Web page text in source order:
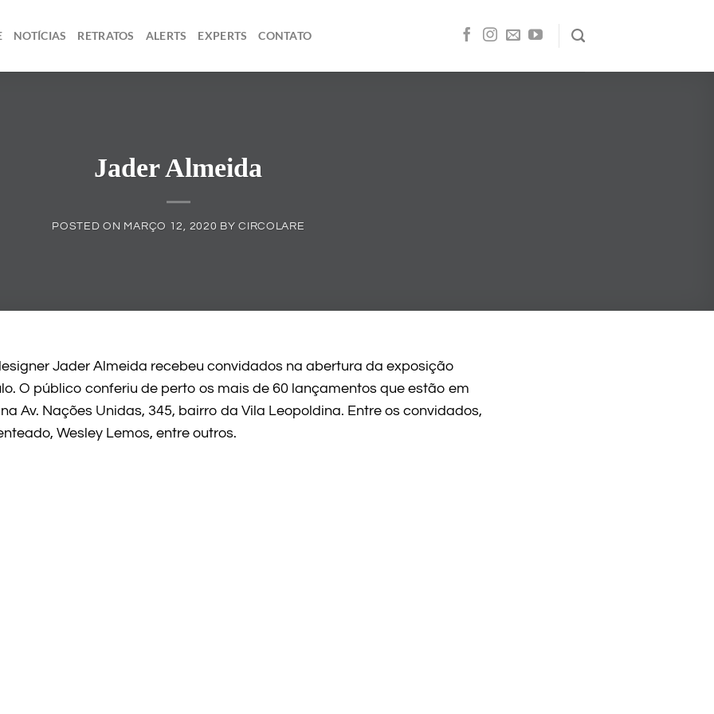
NOTÍCIAS RETRATOS ALERTS EXPERTS CONTATO
Jader Almeida
POSTED ON MARÇO 12, 2020 BYCIRCOLARE
Jader Almeida recebeu convidados na abertura da exposição
O público conferiu de perto os mais de 60 lançamentos que estão em
Av. Nações Unidas, 345, bairro da Vila Leopoldina. Entre os convidados,
Wesley Lemos, entre outros.